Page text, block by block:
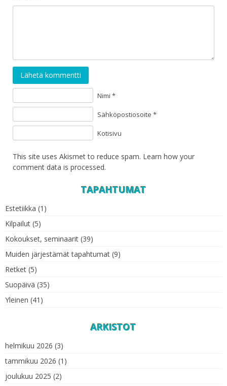
Lähetä kommentti
Nimi *
Sähköpostiosoite *
Kotisivu
This site uses Akismet to reduce spam. Learn how your
comment data is processed.
TAPAHTUMAT
Estetiikka (1)
Kilpailut (5)
Kokoukset, seminaarit (39)
Muiden järjestämät tapahtumat (9)
Retket (5)
Suopäivä (35)
Yleinen (41)
ARKISTOT
helmikuu 2026 (3)
tammikuu 2026 (1)
joulukuu 2025 (2)